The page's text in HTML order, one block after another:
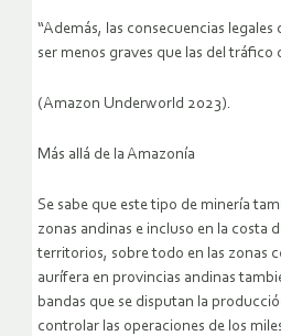
“Además, las consecuencias
ser menos graves que las del tráfico
(Amazon Underworld 2023).
Más allá de la Amazonía
Se sabe que este tipo de minería
zonas andinas e incluso en la costa
territorios, sobre todo en las zonas
aurífera en provincias andinas
bandas que se disputan la
controlar las operaciones de los